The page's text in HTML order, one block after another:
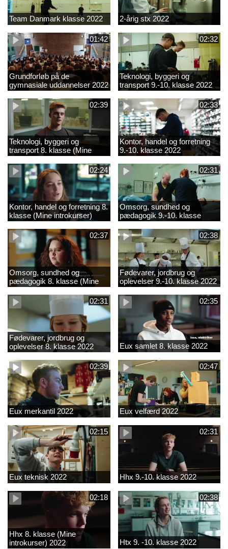
Team Danmark klasse 2022 2-årig stx 2022
01:42
Grundforløb på de
gymnasiale uddannelser 2022
02:32
Teknologi, byggeri og
transport 9.-10. klasse 2022
02:39
Teknologi, byggeri og
transport 8. klasse (Mine
introkurser) 2022
02:33
Kontor, handel og forretning
9.-10. klasse 2022
02:24
Kontor, handel og forretning 8.
klasse (Mine introkurser)
2022
02:31
Omsorg, sundhed og
pædagogik 9.-10. klasse
2022
02:37
Omsorg, sundhed og
pædagogik 8. klasse (Mine
introkurser) 2022
02:38
Fødevarer, jordbrug og
oplevelser 9.-10. klasse 2022
02:31
Fødevarer, jordbrug og
oplevelser 8. klasse 2022
02:35
Eux samlet 8. klasse 2022
02:39
Eux merkantil 2022
02:47
Eux velfærd 2022
02:15
Eux teknisk 2022
02:31
Hhx 9.-10. klasse 2022
02:18
Hhx 8. klasse (Mine
introkurser) 2022
02:38
Htx 9. -10. klasse 2022